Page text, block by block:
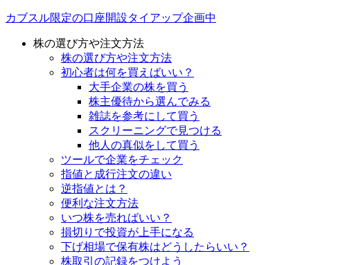
カブスル限定の口座開設タイアップ企画中
株の選び方や注文方法
株の選び方や注文方法
初心者は何を買えばいい？
大手企業の株を買う
株主優待から選んでみる
雑誌を参考にして買う
スクリーニングで見つける
他人の真似をして買う
ツールで企業をチェック
指値と成行注文の違い
逆指値とは？
便利な注文方法
いつ株を売ればいい？
損切りで投資が上手になる
下げ相場で保有株はどうしたらいい？
株取引の記録をつけよう